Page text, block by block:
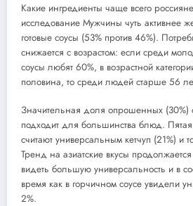
Какие ингредиенты чаще всего
исследование Мужчины чуть активнее
готовые соусы (53% против 46%).
снижается с возрастом: если среди
соусы любят 60%, в возрастной
половина, то среди людей старше 56
Значительная доля опрошенных (30%)
подходит для большинства блюд.
считают универсальным кетчуп (21%) и
Тренд на азиатские вкусы
видеть большую универсальность и в
время как в горчичном соусе увидели
2%.